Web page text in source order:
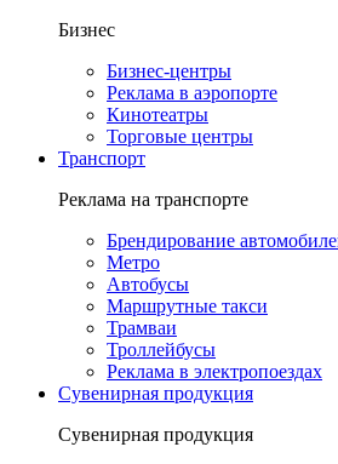
Бизнес
Бизнес-центры
Реклама в аэропорте
Кинотеатры
Торговые центры
Транспорт
Реклама на транспорте
Брендирование
Метро
Автобусы
Маршрутные такси
Трамваи
Троллейбусы
Реклама в электропоездах
Сувенирная продукция
Сувенирная продукция